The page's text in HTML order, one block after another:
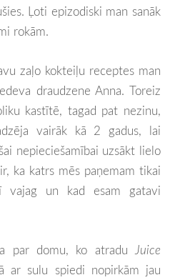
Ļoti epizodiski man sanāk
rokām.
zaļo kokteiļu receptes man
draudzene Anna. Toreiz
kastītē, tagad pat nezinu,
vairāk kā 2 gadus, lai
nepieciešamībai uzsākt lielo
ka katrs mēs paņemam tikai
un kad esam gatavi
par domu, ko atraduJuice
ar sulu spiedi nopirkām jau